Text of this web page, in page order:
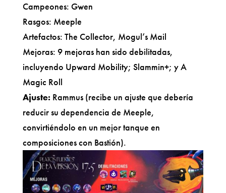
Campeones: Gwen
Rasgos: Meeple
Artefactos: The Collector, Mogul’s Mail
Mejoras: 9 mejoras han sido debilitadas,
incluyendo Upward Mobility; Slammin+; y A
Magic Roll
Ajuste: Rammus (recibe un ajuste que debería
reducir su dependencia de Meeple,
convirtiéndolo en un mejor tanque en
composiciones con Bastión).